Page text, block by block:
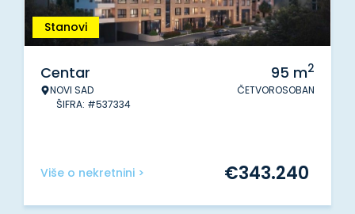
Stanovi
Centar
NOVI SAD
ŠIFRA: #537334
95 m2
ČETVOROSOBAN
Više o nekretnini > €343.240